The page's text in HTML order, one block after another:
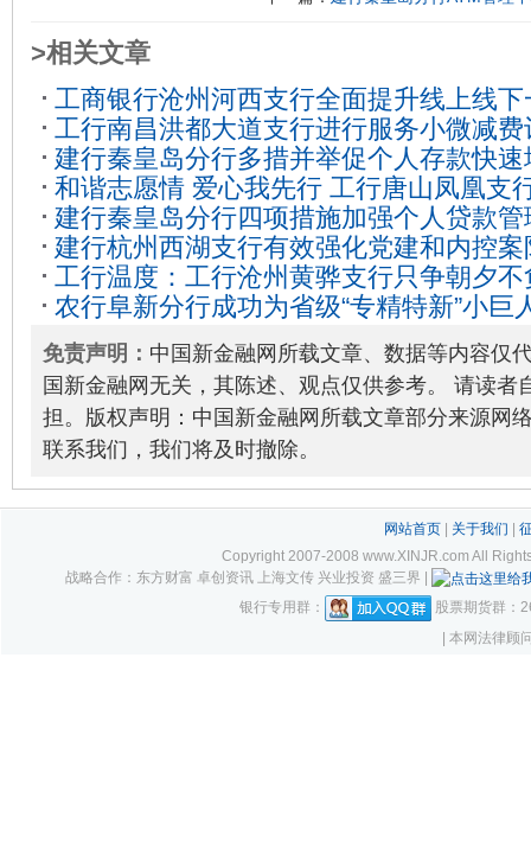
>相关文章
工商银行沧州河西支行全面提升线上线
10-09
工行南昌洪都大道支行进行服务小微减
2022-05-07
建行秦皇岛分行多措并举促个人存款快速
和谐志愿情 爱心我先行 工行唐山凤凰支
务活动2021-03-17
建行秦皇岛分行四项措施加强个人贷款管
建行杭州西湖支行有效强化党建和内控案
工行温度：工行沧州黄骅支行只争朝夕不
农行阜新分行成功为省级“专精特新”小巨
款1000万元2022-06-29
免责声明： 中国新金融网所载文章、数据等内容仅
国新金融网无关，其陈述、观点仅供参考。 请读者
担。版权声明：中国新金融网所载文章部分来源网
联系我们，我们将及时撤除。
网站首页| 关于我们
Copyright 2007-2008 www.XINJR.com All
战略合作：东方财富 卓创资讯 上海文传 兴业投资 盛三界 |
银行专用群：
股票期货群：
| 本网法律顾